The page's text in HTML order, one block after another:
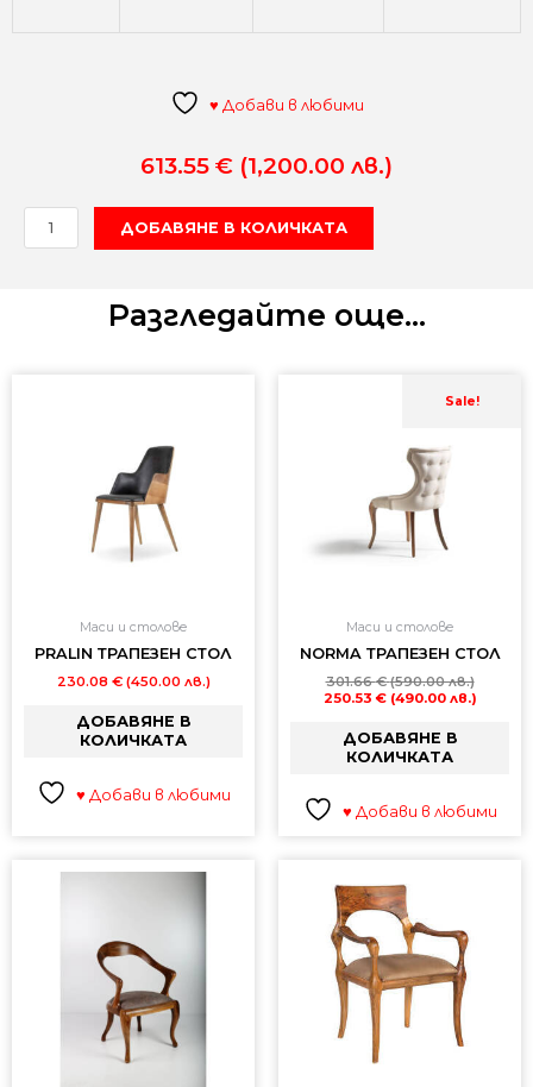
♥ Добави в любими
613.55 € (1,200.00 лв.)
количество
за
ДОБАВЯНЕ В КОЛИЧКАТА
Разгледайте още...
Маси и столове
PRALIN ТРАПЕЗЕН СТОЛ
230.08 € (450.00 лв.)
ДОБАВЯНЕ В
КОЛИЧКАТА
♥ Добави в любими
Sale!
Маси и столове
NORMA ТРАПЕЗЕН СТОЛ
301.66€ (590.00 лв.)
price
250.53€ (490.00 лв.)
цена
ДОБАВЯНЕ В
КОЛИЧКАТА
♥ Добави в любими